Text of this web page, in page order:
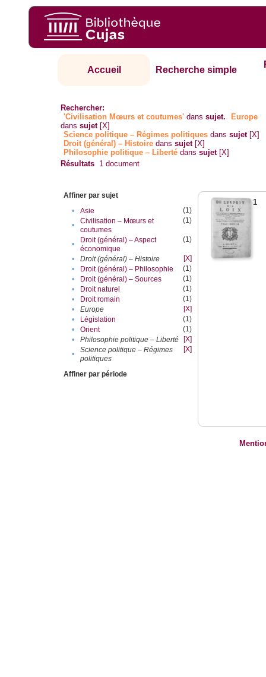
Accueil Recherche simple
Rechercher:
'Civilisation Mœurs et coutumes' danssujet.
Europe
danssujet [X]
Science politique – Régimes politiques danssujet [X]
Droit (général) – Histoire danssujet [X]
Philosophie politique – Liberté danssujet [X]
Résultats 1 document
Affiner par sujet
•
Asie
(1)
•
Civilisation – Mœurs et
coutumes
(1)
•
Droit (général) – Aspect
économique
(1)
• Droit (général) – Histoire
[X]
•
Droit (général) – Philosophie
(1)
•
Droit (général) – Sources
(1)
•
Droit naturel
(1)
•
Droit romain
(1)
•
Europe
[X]
•
Législation
(1)
•
Orient
(1)
•
Philosophie politique – Liberté
[X]
•
Science politique – Régimes
politiques
[X]
Affiner par période
1